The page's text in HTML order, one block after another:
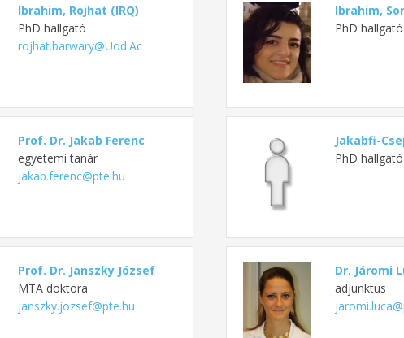
Ibrahim, Rojhat (IRQ)
PhD hallgató
rojhat.barwary@Uod.Ac
Ibrahim,
PhD hallgató
Prof. Dr. Jakab Ferenc
egyetemi tanár
jakab.ferenc@pte.hu
Jakabfi-
PhD hallgató
Prof. Dr. Janszky József
MTA doktora
janszky.jozsef@pte.hu
Dr. Járomi
adjunktus